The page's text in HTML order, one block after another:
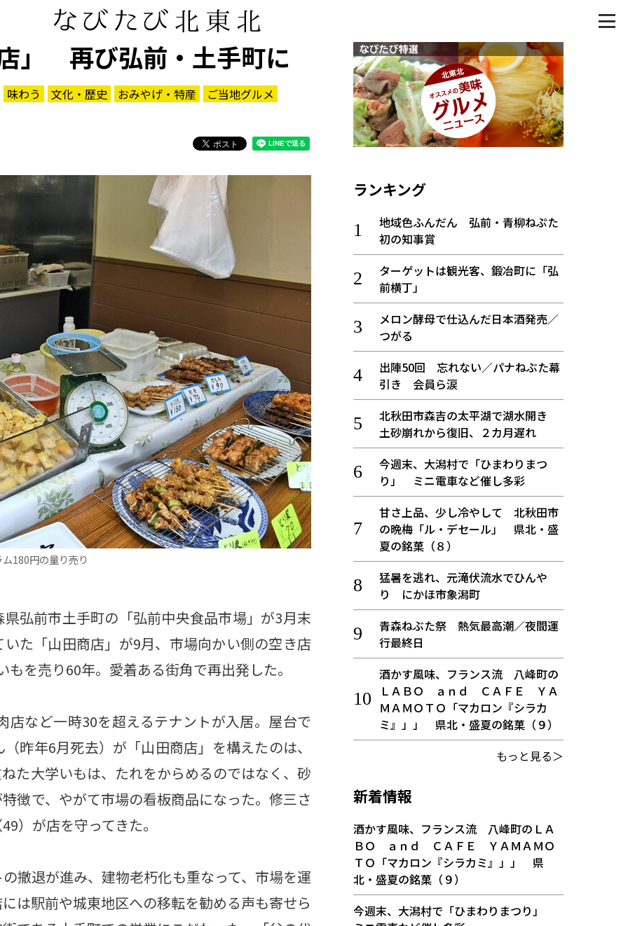
」 再び弘前・土手町に
味わう 文化・歴史 おみやげ・特産 ご当地グルメ
180円の量り売り
弘前市土手町の「弘前中央食品市場」が3月末
た「山田商店」が9月、市場向かい側の空き店
を売り60年。愛着ある街角で再出発した。
など一時30を超えるテナントが入居。屋台で
昨年6月死去）が「山田商店」を構えたのは、
た大学いもは、たれをからめるのではなく、砂
徴で、やがて市場の看板商品になった。修三さ
）が店を守ってきた。
撤退が進み、建物老朽化も重なって、市場を運
は駅前や城東地区への移転を勧める声も寄せら
ランキング
地域色ふんだん 弘前・青柳ねぷた
初の知事賞
ターゲットは観光客、鍛冶町に「弘
前横丁」
メロン酵母で仕込んだ日本酒発売／
つがる
出陣50回 忘れない／パナねぶた幕
引き 会員ら涙
北秋田市森吉の太平湖で湖水開き
土砂崩れから復旧、２カ月遅れ
今週末、大潟村で「ひまわりまつ
り」 ミニ電車など催し多彩
甘さ上品、少し冷やして 北秋田市
の晩梅「ル・デセール」 県北・盛
夏の銘菓（８）
猛暑を逃れ、元滝伏流水でひんや
り にかほ市象潟町
青森ねぶた祭 熱気最高潮／夜間運
行最終日
酒かす風味、フランス流 八峰町の
ＬＡＢＯ ａｎｄ ＣＡＦＥ ＹＡ
ＭＡＭＯＴＯ「マカロン『シラカ
ミ』」」 県北・盛夏の銘菓（９）
もっと見る＞
新着情報
酒かす風味、フランス流 八峰町のＬＡ
ＢＯ ａｎｄ ＣＡＦＥ ＹＡＭＡＭＯ
ＴＯ「マカロン『シラカミ』」」 県
北・盛夏の銘菓（９）
今週末、大潟村で「ひまわりまつり」